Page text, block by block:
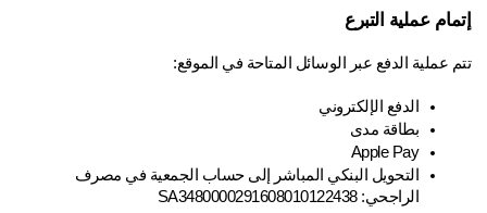
عملية التبرع
عملية الدفع عبر الوسائل المتاحة في الموقع:
الدفع الإلكتروني
بطاقة مدى
Apple Pay
التحويل البنكي المباشر إلى حساب الجمعية في مصرف
الراجحي: SA3480000291608010122438